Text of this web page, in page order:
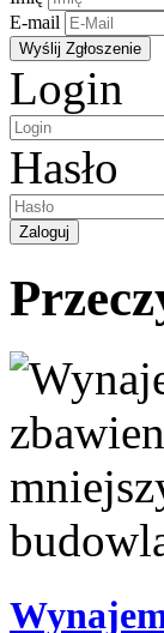
E-mail
Login
Hasło